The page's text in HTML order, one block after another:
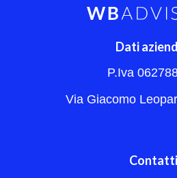
Dati
P.Iva
Via Giacomo
Contatti